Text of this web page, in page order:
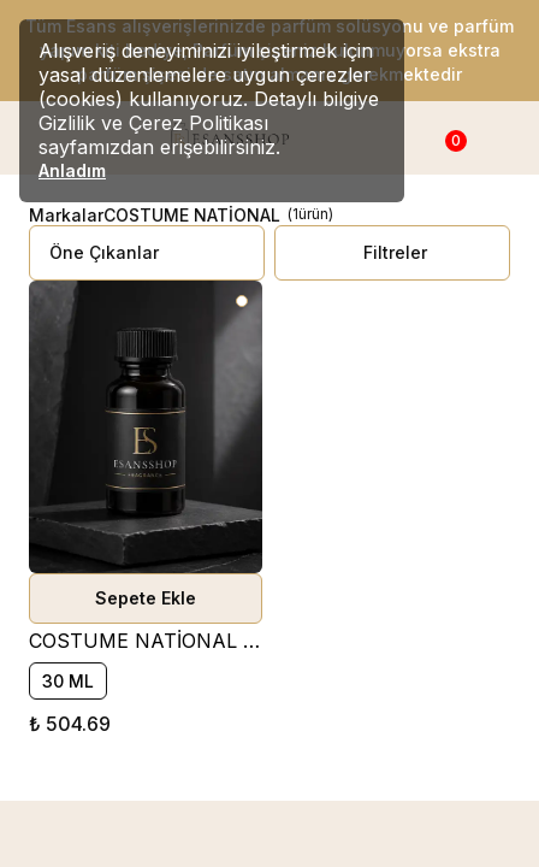
Alışveriş deneyiminizi iyileştirmek için
yasal düzenlemelere uygun çerezler
(cookies) kullanıyoruz. Detaylı bilgiye
Gizlilik ve Çerez Politikası
sayfamızdan erişebilirsiniz.
Anladım
Tüm Esans alışverişlerinizde parfüm solüsyonu ve parfüm
yapım kiti hediye, Parfüm şişeniz bulunmuyorsa ekstra
parfüm şişesi de satın almanız gerekmektedir
0
MarkalarCOSTUME NATİONAL (1ürün)
Filtreler
Sepete Ekle
COSTUME NATİONAL - HOMME PARFÜM ESANSI ( ODUNSU )
30 ML
₺ 504.69